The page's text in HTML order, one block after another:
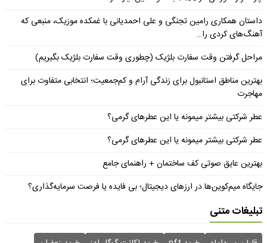
داستان همکاری رامین تجنگی و علی احمدیانی با غمکده موزیک، منبعی که
آهنگ‌های کردی را…
مراحل گرفتن وقت سفارت بلژیک (چطوری وقت سفارت بلژیک بگیریم)
بهترین مناطق استانبول برای زندگی آرام و کم‌جمعیت؛ انتخابی متفاوت برای
مهاجرت
عطر شرکتی بیشتر میمونه یا این عطرهای گرمی؟
عطر شرکتی بیشتر میمونه یا این عطرهای گرمی؟
بهترین عایق صوتی کف ساختمان + راهنمای جامع
جایگاه میم‌کوین‌ها در ارزهای دیجیتال؛ بی فایده یا فرصت سرمایه‌گذاری؟
تبلیغات متنی